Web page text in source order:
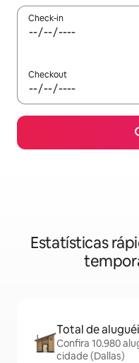
Check-in
Checkout
Estatísticas
Total de
Confira 10.980
cidade (Dallas)